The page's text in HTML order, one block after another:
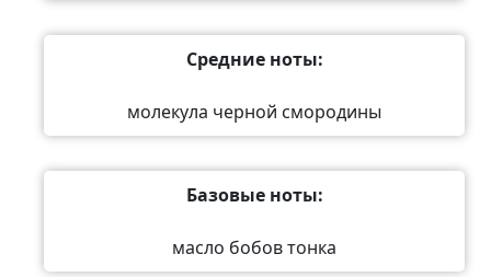
Средние ноты:
молекула черной смородины
Базовые ноты:
масло бобов тонка